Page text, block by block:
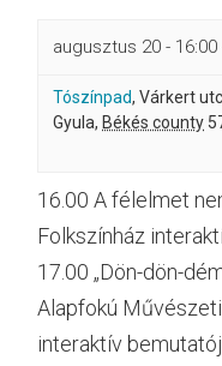
augusztus 20 - 16:00
Tószínpad,Várkert
Gyula, Békés county
16.00 A félelmet
Folkszínház
17.00 „Dön-dön-
Alapfokú
interaktív